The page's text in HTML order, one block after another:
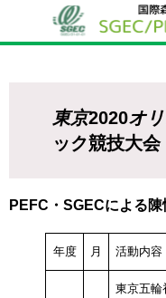
東京2020オ
ック競技大会
PEFC・SGECによる
年度 月 活動内容
東京五輪